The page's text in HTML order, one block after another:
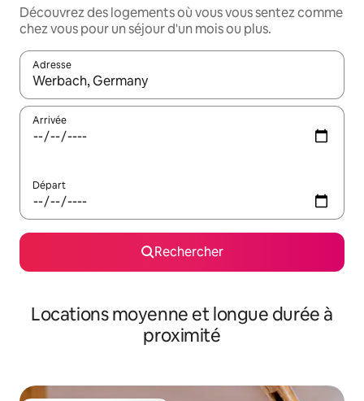
Découvrez des logements où vous vous sentez comme
chez vous pour un séjour d'un mois ou plus.
Adresse
Lorsque les résultats s'affichent, utilisez les flèches vers le
Arrivée
Départ
Rechercher
Locations moyenne et longue durée à
proximité